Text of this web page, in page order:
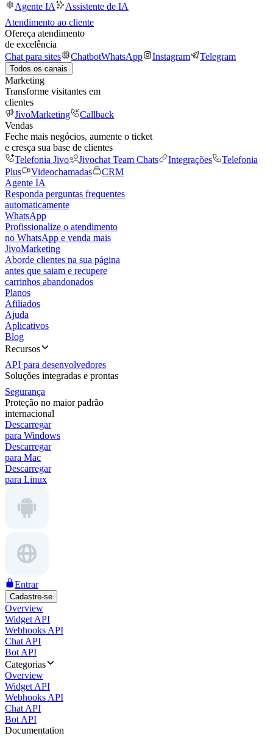
Agente IA
Assistente de IA
Atendimento ao cliente
Ofereça atendimento
de excelência
Chat para sites
ChatbotWhatsApp Instagram Telegram
Todos os canais
Marketing
Transforme visitantes em
clientes
JivoMarketing
Callback
Vendas
Feche mais negócios, aumente o ticket
e cresça sua base de clientes
Telefonia Jivo
Jivochat Team Chats Integrações
Telefonia
Plus
Videochamadas
CRM
Agente IA
Responda perguntas frequentes
automaticamente
WhatsApp
Profissionalize o atendimento
no WhatsApp e venda mais
JivoMarketing
Aborde clientes na sua página
antes que saiam e recupere
carrinhos abandonados
Planos
Afiliados
Ajuda
Aplicativos
Blog
Recursos
API para desenvolvedores
Soluções integradas e prontas
Segurança
Proteção no maior padrão
internacional
Descarregar
para Windows
Descarregar
para Mac
Descarregar
para Linux
Entrar
Cadastre-se
Overview
Widget API
Webhooks API
Chat API
Bot API
Categorias
Overview
Widget API
Webhooks API
Chat API
Bot API
Documentation